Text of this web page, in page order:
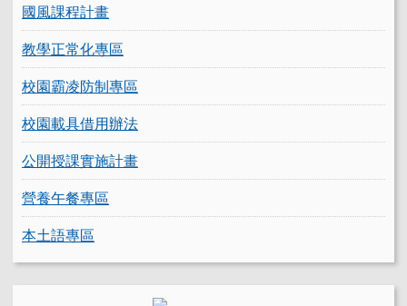
國風課程計畫
教學正常化專區
校園霸凌防制專區
校園載具借用辦法
公開授課實施計畫
營養午餐專區
本土語專區